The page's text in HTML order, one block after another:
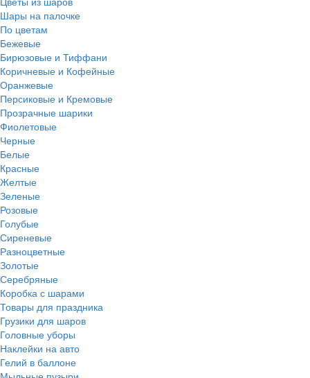
Шары на палочке
По цветам
Бежевые
Бирюзовые и Тиффани
Коричневые и Кофейные
Оранжевые
Персиковые и Кремовые
Прозрачные шарики
Фиолетовые
Черные
Белые
Красные
Желтые
Зеленые
Розовые
Голубые
Сиреневые
Разноцветные
Золотые
Серебряные
Коробка с шарами
Товары для праздника
Грузики для шаров
Головные уборы
Наклейки на авто
Гелий в баллоне